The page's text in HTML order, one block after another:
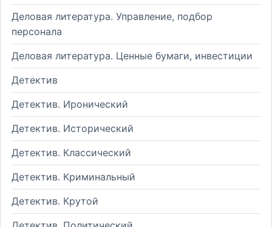
Деловая литература. Управление, подбор
персонала
Деловая литература. Ценные бумаги, инвестиции
Детектив
Детектив. Иронический
Детектив. Исторический
Детектив. Классический
Детектив. Криминальный
Детектив. Крутой